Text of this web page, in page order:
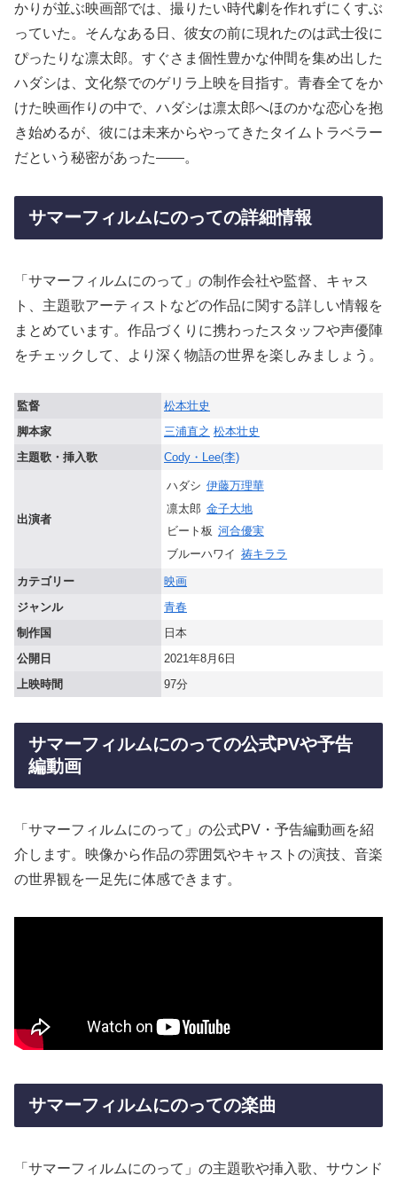
かりが並ぶ映画部では、撮りたい時代劇を作れずにくすぶ
っていた。そんなある日、彼女の前に現れたのは武士役に
ぴったりな凛太郎。すぐさま個性豊かな仲間を集め出した
ハダシは、文化祭でのゲリラ上映を目指す。青春全てをか
けた映画作りの中で、ハダシは凛太郎へほのかな恋心を抱
き始めるが、彼には未来からやってきたタイムトラベラー
だという秘密があった――。
サマーフィルムにのっての詳細情報
「サマーフィルムにのって」の制作会社や監督、キャス
ト、主題歌アーティストなどの作品に関する詳しい情報を
まとめています。作品づくりに携わったスタッフや声優陣
をチェックして、より深く物語の世界を楽しみましょう。
監督
松本壮史
脚本家
三浦直之 松本壮史
主題歌・挿入歌
Cody・Lee(李)
出演者
ハダシ 伊藤万理華
凛太郎 金子大地
ビート板 河合優実
ブルーハワイ 祷キララ
カテゴリー
映画
ジャンル
青春
制作国
日本
公開日
2021年8月6日
上映時間
97分
サマーフィルムにのっての公式PVや予告
編動画
「サマーフィルムにのって」の公式PV・予告編動画を紹
介します。映像から作品の雰囲気やキャストの演技、音楽
の世界観を一足先に体感できます。
サマーフィルムにのっての楽曲
「サマーフィルムにのって」の主題歌や挿入歌、サウンド